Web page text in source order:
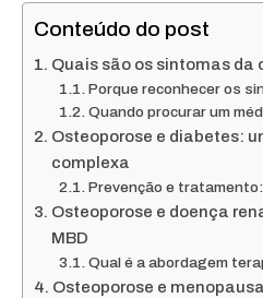
Conteúdo do post
Quais são os sintomas da
Porque reconhecer os
Quando procurar um
Osteoporose e diabetes:
complexa
Prevenção e tratamento:
Osteoporose e doença
MBD
Qual é a abordagem
Osteoporose e